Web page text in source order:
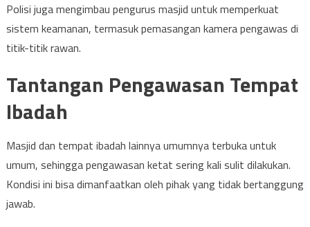
Polisi juga mengimbau pengurus masjid untuk memperkuat
sistem keamanan, termasuk pemasangan kamera pengawas di
titik-titik rawan.
Tantangan Pengawasan Tempat
Ibadah
Masjid dan tempat ibadah lainnya umumnya terbuka untuk
umum, sehingga pengawasan ketat sering kali sulit dilakukan.
Kondisi ini bisa dimanfaatkan oleh pihak yang tidak bertanggung
jawab.